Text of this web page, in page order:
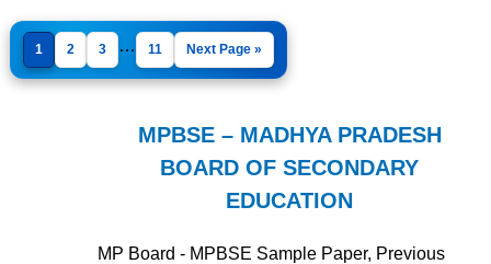
1 2 3 … 11 Next Page »
MPBSE – MADHYA PRADESH
BOARD OF SECONDARY
EDUCATION
MP Board - MPBSE Sample Paper, Previous